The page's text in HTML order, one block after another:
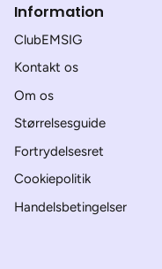
Information
ClubEMSIG
Kontakt os
Om os
Størrelsesguide
Fortrydelsesret
Cookiepolitik
Handelsbetingelser